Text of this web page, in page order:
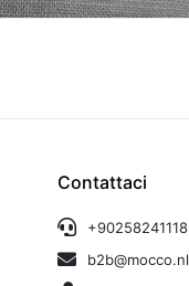
Contattaci
+90258241118
b2b@mocco.nl